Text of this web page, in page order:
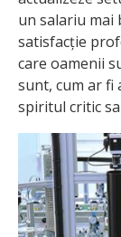
un salariu mai
satisfacție
care oamenii
sunt, cum ar fi
spiritul critic